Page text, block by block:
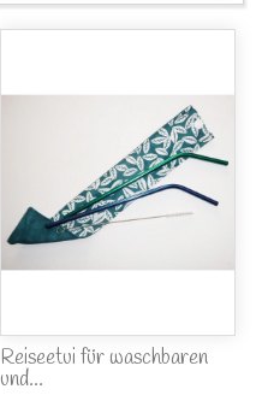
Reiseetui für waschbaren
und...